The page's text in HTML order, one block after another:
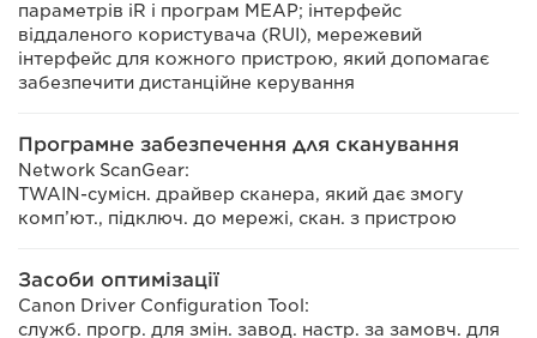
параметрів iR і програм MEAP; інтерфейс
віддаленого користувача (RUI), мережевий
інтерфейс для кожного пристрою, який допомагає
забезпечити дистанційне керування
Програмне забезпечення для сканування
Network ScanGear:
TWAIN-сумісн. драйвер сканера, який дає змогу
комп’ют., підключ. до мережі, скан. з пристрою
Засоби оптимізації
Canon Driver Configuration Tool:
служб. прогр. для змін. завод. настр. за замовч. для